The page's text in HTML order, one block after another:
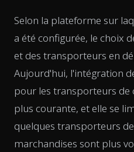
Selon la plateforme sur
a été configurée, le choix
et des transporteurs en
Aujourd'hui, l'intégration
pour les transporteurs de
plus courante, et elle se
quelques transporteurs
marchandises sont plus